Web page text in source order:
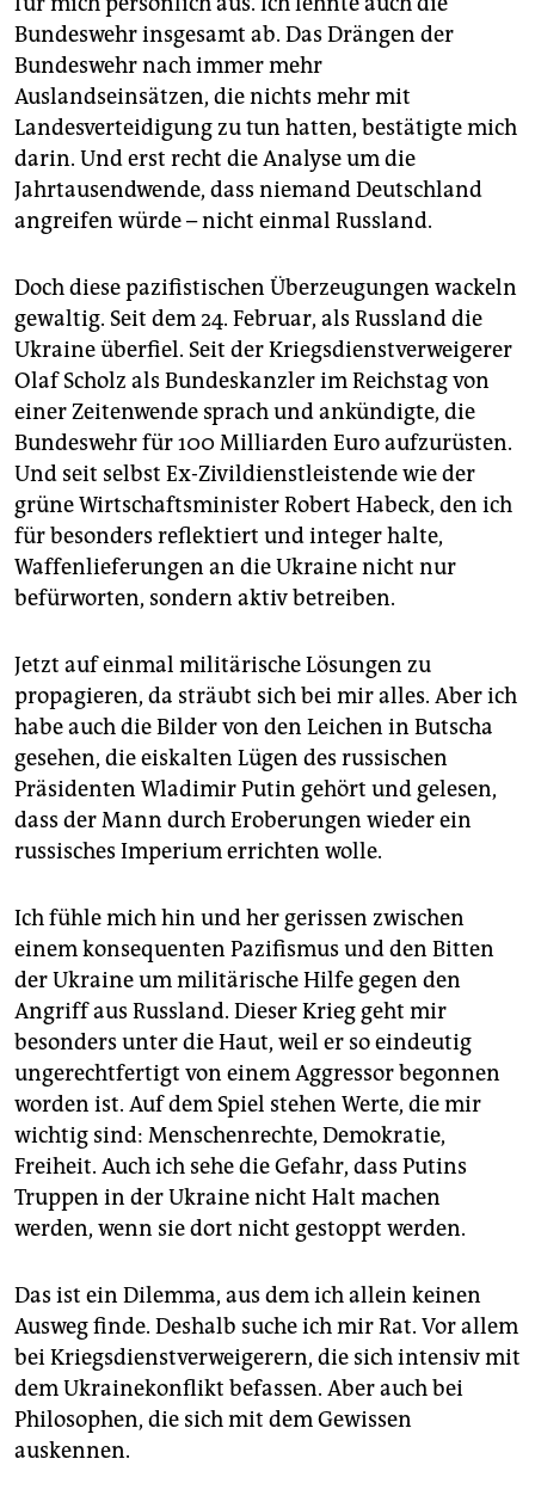
Bundeswehr insgesamt ab. Das Drängen der
Bundeswehr nach immer mehr
Auslandseinsätzen, die nichts mehr mit
Landesverteidigung zu tun hatten, bestätigte mich
darin. Und erst recht die Analyse um die
Jahrtausendwende, dass niemand Deutschland
angreifen würde – nicht einmal Russland.
Doch diese pazifistischen Überzeugungen wackeln
gewaltig. Seit dem 24. Februar, als Russland die
Ukraine überfiel. Seit der Kriegsdienstverweigerer
Olaf Scholz als Bundeskanzler im Reichstag von
einer Zeitenwende sprach und ankündigte, die
Bundeswehr für 100 Milliarden Euro aufzurüsten.
Und seit selbst Ex-Zivildienstleistende wie der
grüne Wirtschaftsminister Robert Habeck, den ich
für besonders reflektiert und integer halte,
Waffenlieferungen an die Ukrai­ne nicht nur
befürworten, sondern aktiv betreiben.
Jetzt auf einmal militärische Lösungen zu
propagieren, da sträubt sich bei mir alles. Aber ich
habe auch die Bilder von den Leichen in Butscha
gesehen, die eiskalten Lügen des russischen
Präsidenten Wladimir Putin gehört und gelesen,
dass der Mann durch Eroberungen wieder ein
russisches Imperium errichten wolle.
Ich fühle mich hin und her gerissen zwischen
einem konsequenten Pazifismus und den Bitten
der Ukrai­ne um militärische Hilfe gegen den
Angriff aus Russland. Dieser Krieg geht mir
besonders unter die Haut, weil er so eindeutig
ungerechtfertigt von einem Aggressor begonnen
worden ist. Auf dem Spiel stehen Werte, die mir
wichtig sind: Menschenrechte, Demokratie,
Freiheit. Auch ich sehe die Gefahr, dass Putins
Truppen in der Ukraine nicht Halt machen
werden, wenn sie dort nicht gestoppt werden.
Das ist ein Dilemma, aus dem ich allein keinen
Ausweg finde. Deshalb suche ich mir Rat. Vor allem
bei Kriegsdienstverweigerern, die sich intensiv mit
dem Ukrainekonflikt befassen. Aber auch bei
Philosophen, die sich mit dem Gewissen
auskennen.